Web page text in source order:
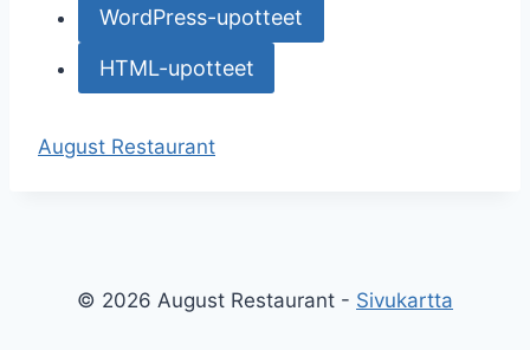
WordPress-upotteet
HTML-upotteet
August Restaurant
© 2026 August Restaurant - Sivukartta